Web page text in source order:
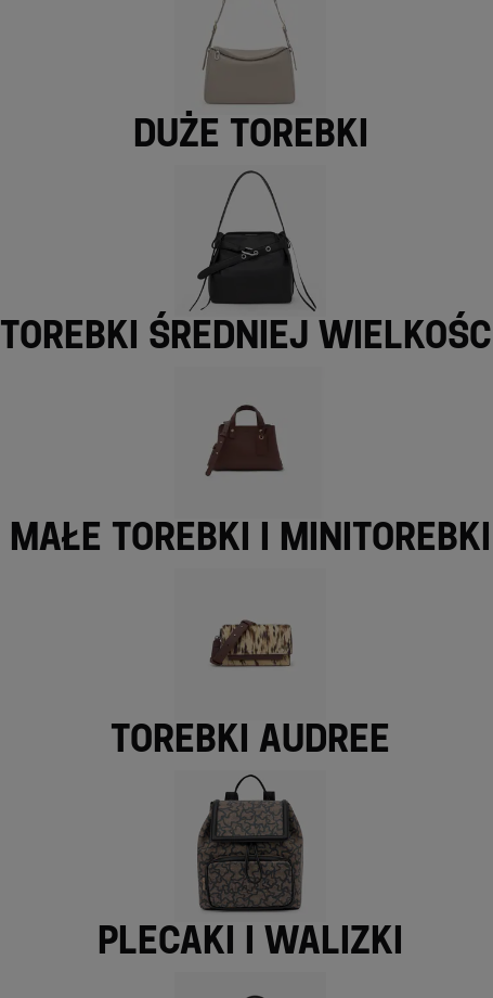
Duże torebki
Torebki średniej
Małe torebki i minitorebki
Torebki Audree
Plecaki i walizki